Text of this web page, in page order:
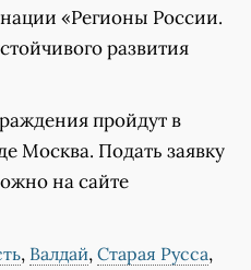
«Регионы России.
развития
пройдут в
Москва. Подать заявку
на сайте
, Валдай, Старая Русса,